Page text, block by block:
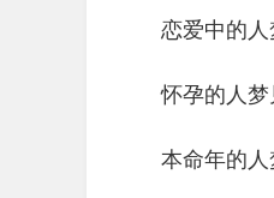
恋爱中的人
怀孕的人梦
本命年的人